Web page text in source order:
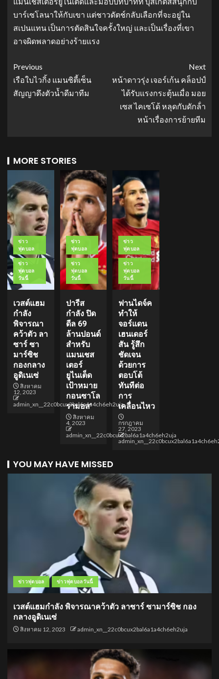
บาร์เซโลนาให้กับเขา แต่ชาวดัตช์กลับเลือกที่จะอยู่ใน
สเปนแทน เป็นการตัดสินใจครั้งใหญ่ และเป็นเรื่องที่เขา
อาจผิดพลาดอย่างร้ายแรง
Previous
เรือใบไวกิ้ง แมนซิตี้เซ็น
สัญญาดึงตัวน้ำดีมาทีม
Next
หน้าดาวรุ่ง เจอร์เก้น คล็อปป์
ได้รับแรงกระตุ้นเมื่อ มอย
เซส ไคเซโด้ หลุดกับดักล้ํา
หน้าเรื่องการย้ายทีม
MORE STORIES
ข่าว
ฟุตบอล
ข่าว
ฟุตบอล
วันนี้
เวสต์แฮม
กำลัง
พิจารณา
คว้าตัว ลา
ซาร์ ซา
มาร์ซิช
กองกลาง
อูดิเนเซ่
สิงหาคม
12, 2023
admin_xn__22c0bcux2bal6a1a4ch6eh2uja
ข่าว
ฟุตบอล
ข่าว
ฟุตบอล
วันนี้
ปารีส
กำลัง ปิด
ดีล 69
ล้านปอนด์
สำหรับ
แมนเชส
เตอร์
ยูไนเต็ด
เป้าหมาย
กอนซาโล
รามอส’
สิงหาคม
4, 2023
admin_xn__22c0bcux2bal6a1a4ch6eh2uja
ข่าว
ฟุตบอล
ข่าว
ฟุตบอล
วันนี้
ฟานไดจ์ค
ทำให้
จอร์แดน
เฮนเดอร์
สัน รู้สึก
ชัดเจน
ด้วยการ
ตอบโต้
ทันทีต่อ
การ
เคลื่อนไหว
กรกฎาคม
27, 2023
YOU MAY HAVE MISSED
ข่าวฟุตบอล ข่าวฟุตบอลวันนี้
เวสต์แฮมกำลัง พิจารณาคว้าตัว ลาซาร์ ซามาร์ซิช กอง
กลางอูดิเนเซ่
สิงหาคม 12, 2023 admin_xn__22c0bcux2bal6a1a4ch6eh2uja